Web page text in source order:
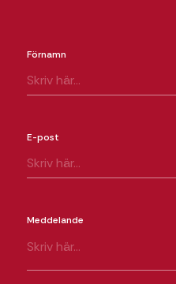
Förnamn
E-post
Meddelande